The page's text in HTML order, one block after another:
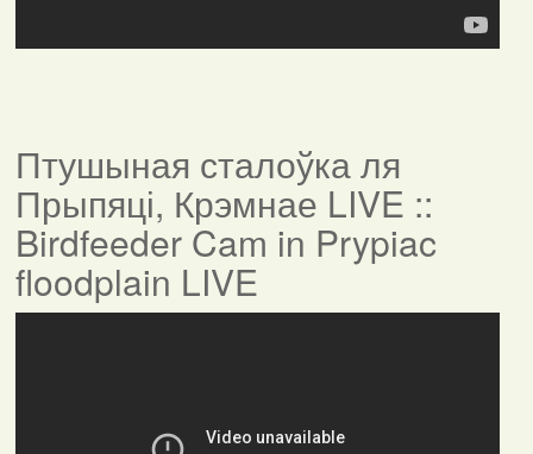
Птушыная сталоўка ля
Прыпяці, Крэмнае LIVE ::
Birdfeeder Cam in Prypiac
floodplain LIVE